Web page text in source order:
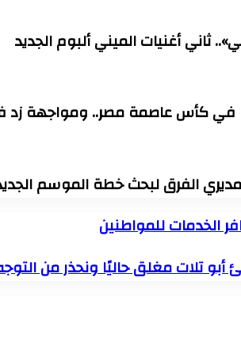
ثاني أغنيات الميني ألبوم الجديد
في كأس عاصمة مصر.. ومواجهة زد
الفرق لبحث خطة الموسم
الخدمات للمواطنين
تلات مغلق حاليًا ونحذر من